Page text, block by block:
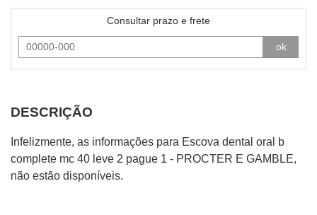
Consultar prazo e frete
ok
DESCRIÇÃO
Infelizmente, as informações para Escova dental oral b
complete mc 40 leve 2 pague 1 - PROCTER E GAMBLE,
não estão disponíveis.